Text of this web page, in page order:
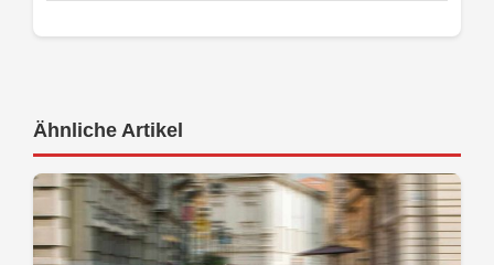
Ähnliche Artikel